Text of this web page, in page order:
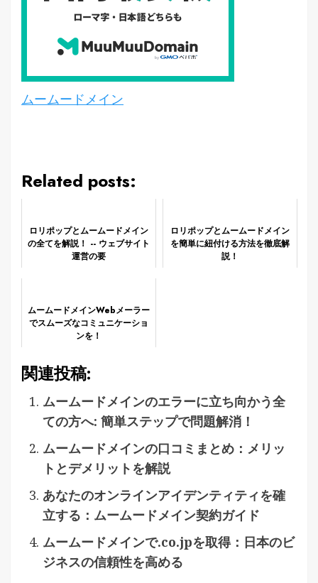
ムームードメイン
Related posts:
ロリポップとムームードメイン
の全てを解説！ -- ウェブサイト
運営の要
ロリポップとムームードメイン
を簡単に紐付ける方法を徹底解
説！
ムームードメインWebメーラー
でスムーズなコミュニケーショ
ンを！
関連投稿:
ムームードメインのエラーに立ち向かう全
ての方へ: 簡単ステップで問題解消！
ムームードメインの口コミまとめ：メリッ
トとデメリットを解説
あなたのオンラインアイデンティティを確
立する：ムームードメイン契約ガイド
ムームードメインで.co.jpを取得：日本のビ
ジネスの信頼性を高める